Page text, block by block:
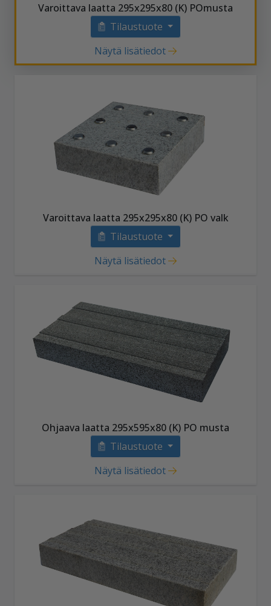
Varoittava laatta 295x295x80 (K) POmusta
Tilaustuote
Näytä lisätiedot
Varoittava laatta 295x295x80 (K) PO valk
Tilaustuote
Näytä lisätiedot
Ohjaava laatta 295x595x80 (K) PO musta
Tilaustuote
Näytä lisätiedot